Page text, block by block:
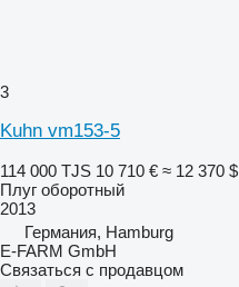
3
Kuhn vm153-5
114 000 TJS 10 710 € ≈ 12 370 $
Плуг оборотный
2013
Германия, Hamburg
E-FARM GmbH
Связаться с продавцом